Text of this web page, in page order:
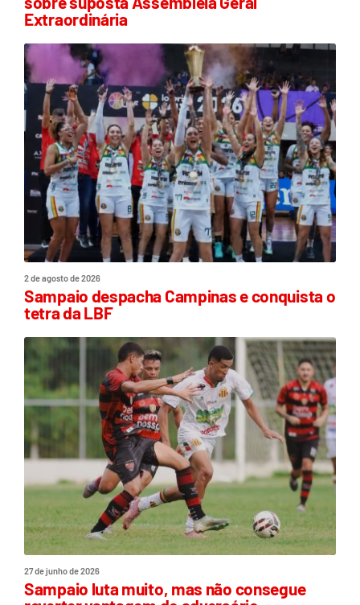
Extraordinária
2 de agosto de 2026
Sampaio despacha Campinas e conquista o
tetra da LBF
27 de junho de 2026
Sampaio luta muito, mas não consegue